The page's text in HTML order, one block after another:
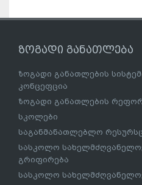
ზოგადი განათლება
ზოგადი განათლების
კონცეფცია
ზოგადი განათლების
სკოლები
საგანმანათლებლო
სასკოლო
გრიფირება
სასკოლო